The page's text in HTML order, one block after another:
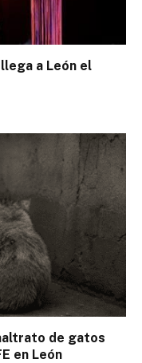
a León el
de gatos
en León